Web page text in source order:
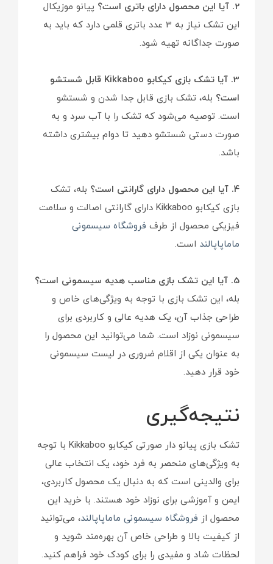
2. آیا این محصول دارای باتری است؟
پیانو موزیکال
این تشک نیاز به 3 عدد باتری قلمی دارد که باید به
صورت جداگانه تهیه شود.
3. آیا تشک بازی کیکابو Kikkaboo قابل شستشو
است؟ بله، تشک بازی قابل جدا شدن و شستشو
است. توصیه می‌شود که تشک را با آب سرد و به
صورت دستی شستشو دهید تا دوام بیشتری داشته
باشد.
4. آیا این محصول دارای گارانتی است؟
بله، تشک
بازی کیکابو Kikkaboo دارای گارانتی اصالت و سلامت
فیزیکی محصول از طرف فروشگاه سیسمونی
ماماپاپالند است.
5. آیا این تشک بازی مناسب هدیه سیسمونی است؟
بله، این تشک بازی با توجه به ویژگی‌های خاص و
طراحی جذاب آن، یک هدیه عالی و کاربردی برای
سیسمونی نوزاد است. شما می‌توانید این محصول را
به عنوان یکی از اقلام ضروری در لیست سیسمونی
خود قرار دهید.
نتیجه‌گیری
تشک بازی پیانو دار صورتی کیکابو Kikkaboo با توجه
به ویژگی‌های منحصر به فرد خود، یک انتخاب عالی
برای والدینی است که به دنبال یک محصول کاربردی،
ایمن و آموزشی برای نوزاد خود هستند. با خرید این
محصول از فروشگاه سیسمونی ماماپاپالند، می‌توانید
از کیفیت بالا و طراحی خاص آن بهره‌مند شوید و
لحظات شاد و مفیدی را برای کودک خود فراهم کنید.